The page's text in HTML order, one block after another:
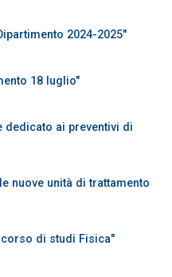
2024-2025"
18 luglio"
dedicato ai preventivi di
nuove unità di trattamento
di studi Fisica"